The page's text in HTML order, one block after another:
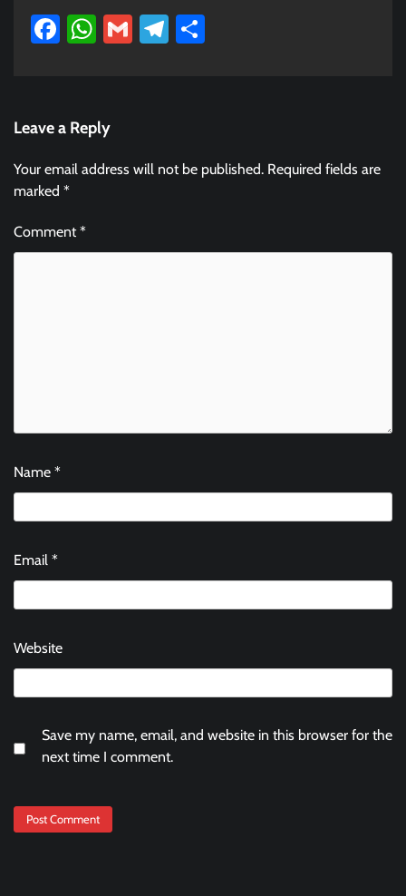
Facebook
WhatsApp
GmailTelegram
Leave a Reply
Your email address will not be published. Required fields are
marked *
Comment*
Name *
Email *
Website
Save my name, email, and website in this browser for the
next time I comment.